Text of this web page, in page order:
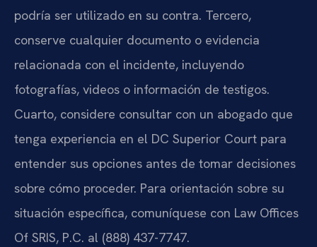
podría ser utilizado en su contra. Tercero,
conserve cualquier documento o evidencia
relacionada con el incidente, incluyendo
fotografías, videos o información de testigos.
Cuarto, considere consultar con un abogado que
tenga experiencia en el DC Superior Court para
entender sus opciones antes de tomar decisiones
sobre cómo proceder. Para orientación sobre su
situación específica, comuníquese con Law Offices
Of SRIS, P.C. al (888) 437-7747.